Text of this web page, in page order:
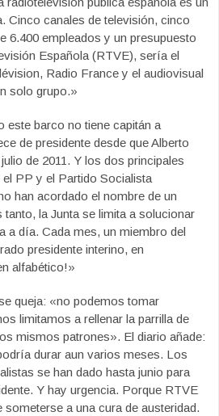
Cinco canales de televisión, cinco
6.400 empleados y un presupuesto
Española (RTVE), sería el
Radio France y el audiovisual
solo grupo.»
este barco no tiene capitán a
de presidente desde que Alberto
de 2011. Y los dos principales
PP y el Partido Socialista
han acordado el nombre de un
tanto, la Junta se limita a solucionar
a día. Cada mes, un miembro del
presidente interino, en
alfabético!»
queja: «no podemos tomar
limitamos a rellenar la parrilla de
mismos patrones». El diario añade:
durar aun varios meses. Los
se han dado hasta junio para
Y hay urgencia. Porque RTVE
a una cura de austeridad.